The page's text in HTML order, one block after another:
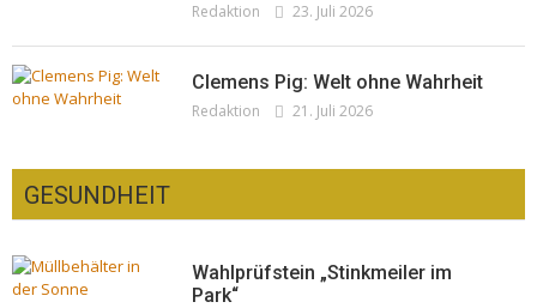
Redaktion 23. Juli 2026
Clemens Pig: Welt ohne Wahrheit
Redaktion 21. Juli 2026
GESUNDHEIT
Wahlprüfstein „Stinkmeiler im
Park“